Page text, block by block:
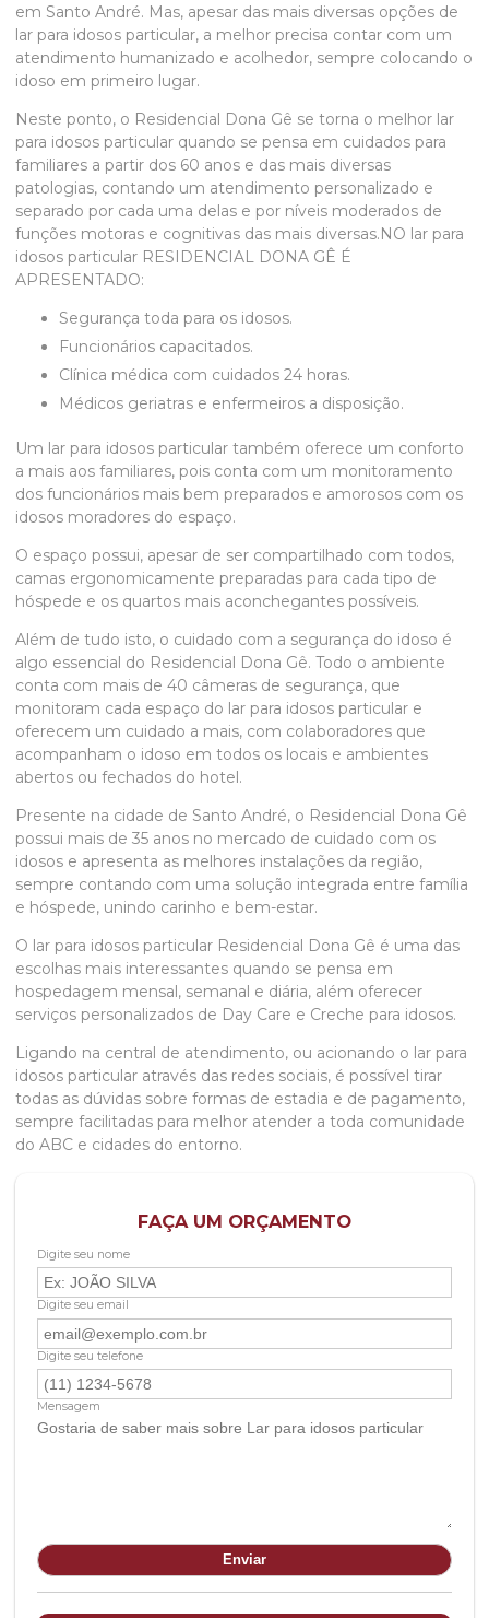
em Santo André. Mas, apesar das mais diversas opções de
lar para idosos particular, a melhor precisa contar com um
atendimento humanizado e acolhedor, sempre colocando o
idoso em primeiro lugar.
Neste ponto, o Residencial Dona Gê se torna o melhor lar
para idosos particular quando se pensa em cuidados para
familiares a partir dos 60 anos e das mais diversas
patologias, contando um atendimento personalizado e
separado por cada uma delas e por níveis moderados de
funções motoras e cognitivas das mais diversas.NO lar para
idosos particular RESIDENCIAL DONA GÊ É
APRESENTADO:
Segurança toda para os idosos.
Funcionários capacitados.
Clínica médica com cuidados 24 horas.
Médicos geriatras e enfermeiros a disposição.
Um lar para idosos particular também oferece um conforto
a mais aos familiares, pois conta com um monitoramento
dos funcionários mais bem preparados e amorosos com os
idosos moradores do espaço.
O espaço possui, apesar de ser compartilhado com todos,
camas ergonomicamente preparadas para cada tipo de
hóspede e os quartos mais aconchegantes possíveis.
Além de tudo isto, o cuidado com a segurança do idoso é
algo essencial do Residencial Dona Gê. Todo o ambiente
conta com mais de 40 câmeras de segurança, que
monitoram cada espaço do lar para idosos particular e
oferecem um cuidado a mais, com colaboradores que
acompanham o idoso em todos os locais e ambientes
abertos ou fechados do hotel.
Presente na cidade de Santo André, o Residencial Dona Gê
possui mais de 35 anos no mercado de cuidado com os
idosos e apresenta as melhores instalações da região,
sempre contando com uma solução integrada entre família
e hóspede, unindo carinho e bem-estar.
O lar para idosos particular Residencial Dona Gê é uma das
escolhas mais interessantes quando se pensa em
hospedagem mensal, semanal e diária, além oferecer
serviços personalizados de Day Care e Creche para idosos.
Ligando na central de atendimento, ou acionando o lar para
idosos particular através das redes sociais, é possível tirar
todas as dúvidas sobre formas de estadia e de pagamento,
sempre facilitadas para melhor atender a toda comunidade
do ABC e cidades do entorno.
FAÇA UM ORÇAMENTO
Digite seu nome
Digite seu email
Digite seu telefone
Mensagem